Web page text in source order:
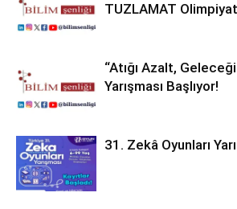
TUZLAMAT
“Atığı Azalt,
Yarışması Başlıyor!
31. Zekâ Oyunları